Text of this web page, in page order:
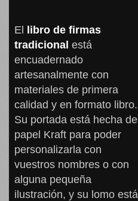
El libro de firmas
tradicional está
encuadernado
artesanalmente con
materiales de primera
calidad y en formato libro.
Su portada está hecha de
papel Kraft para poder
personalizarla con
vuestros nombres o con
alguna pequeña
ilustración, y su lomo está